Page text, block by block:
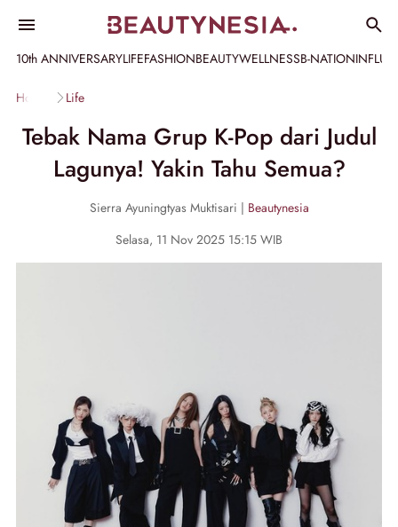
10th ANNIVERSARYLIFEFASHIONBEAUTYWELLNESSB-NATION
Home Life
Tebak Nama Grup K-Pop dari Judul
Lagunya! Yakin Tahu Semua?
Sierra Ayuningtyas Muktisari | Beautynesia
Selasa, 11 Nov 2025 15:15 WIB